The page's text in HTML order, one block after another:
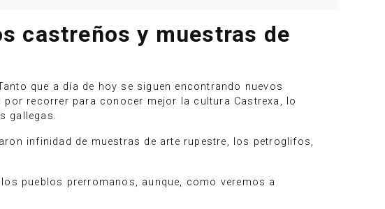
castreños y muestras de
que a día de hoy se siguen encontrando nuevos
recorrer para conocer mejor la cultura Castrexa, lo
gallegas.
infinidad de muestras de arte rupestre, los petroglifos,
pueblos prerromanos, aunque, como veremos a